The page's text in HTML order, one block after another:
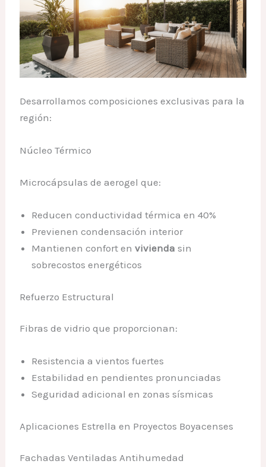
Desarrollamos composiciones exclusivas para la
región:
Núcleo Térmico
Microcápsulas de aerogel que:
Reducen conductividad térmica en 40%
Previenen condensación interior
Mantienen confort envivienda sin
sobrecostos energéticos
Refuerzo Estructural
Fibras de vidrio que proporcionan:
Resistencia a vientos fuertes
Estabilidad en pendientes pronunciadas
Seguridad adicional en zonas sísmicas
Aplicaciones Estrella en Proyectos Boyacenses
Fachadas Ventiladas Antihumedad